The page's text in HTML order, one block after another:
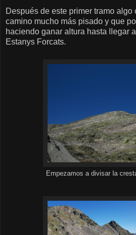
Después de este primer tramo algo
camino mucho más pisado y que
haciendo ganar altura hasta llegar
Estanys Forcats.
Empezamos a divisar la